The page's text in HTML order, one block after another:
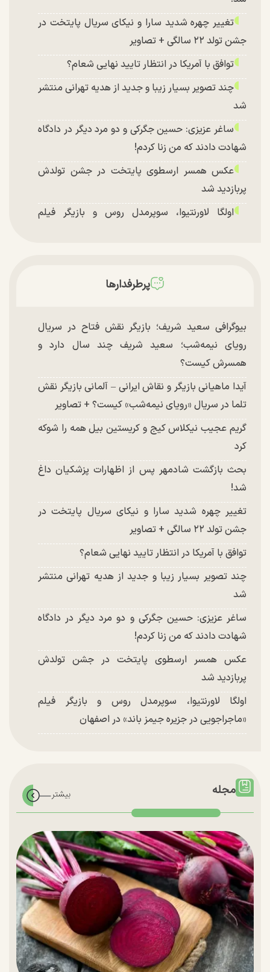
تغییر چهره شدید سارا و نیکای سریال پایتخت در
جشن تولد ۲۲ سالگی + تصاویر
توافق با آمریکا در انتظار تایید نهایی شعام؟
چند تصویر بسیار زیبا و جدید از هدیه تهرانی منتشر
شد
ساغر عزیزی: حسین جگرکی و دو مرد دیگر در دادگاه
شهادت دادند که من زنا کردم!
عکس همسر ارسطوی پایتخت در جشن تولدش
پربازدید شد
اولگا لاورنتیوا، سوپرمدل روس و بازیگر فیلم
پرطرفدارها
بیوگرافی سعید شریف؛ بازیگر نقش فتاح در سریال
رویای نیمه‌شب؛ سعید شریف چند سال دارد و
همسرش کیست؟
آیدا ماهیانی بازیگر و نقاش ایرانی – آلمانی بازیگر نقش
تلما در سریال «رویای نیمه‌شب» کیست؟ + تصاویر
گریم عجیب نیکلاس کیج و کریستین بیل همه را شوکه
کرد
بحث بازگشت شادمهر پس از اظهارات پزشکیان داغ
شد!
تغییر چهره شدید سارا و نیکای سریال پایتخت در
جشن تولد ۲۲ سالگی + تصاویر
توافق با آمریکا در انتظار تایید نهایی شعام؟
چند تصویر بسیار زیبا و جدید از هدیه تهرانی منتشر
شد
ساغر عزیزی: حسین جگرکی و دو مرد دیگر در دادگاه
شهادت دادند که من زنا کردم!
عکس همسر ارسطوی پایتخت در جشن تولدش
پربازدید شد
اولگا لاورنتیوا، سوپرمدل روس و بازیگر فیلم
«ماجراجویی در جزیره جیمز باند» در اصفهان
مجله